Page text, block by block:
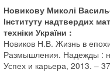
Новикову Миколі
Інституту надтвердих
техніки України :
Новиков Н.В. Жизнь в
Размышления. Надежды :
Успех и карьера, 2013. –